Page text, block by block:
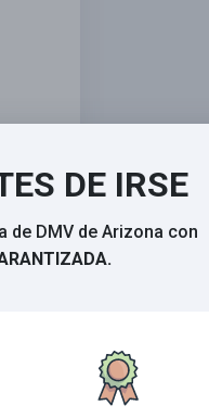
su
DE IRSE
de DMV de Arizona con